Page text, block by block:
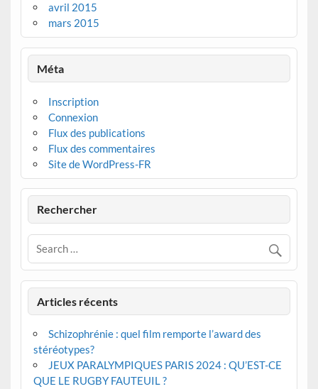
avril 2015
mars 2015
Méta
Inscription
Connexion
Flux des publications
Flux des commentaires
Site de WordPress-FR
Rechercher
Articles récents
Schizophrénie : quel film remporte l’award des
stéréotypes?
JEUX PARALYMPIQUES PARIS 2024 : QU’EST-CE
QUE LE RUGBY FAUTEUIL ?